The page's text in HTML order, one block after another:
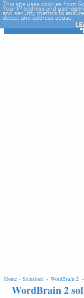
-->
Home - Soluzioni - WordBrain 2 -
WordBrain 2
This site uses cookies from
Your IP address and user-
and security metrics to
detect and address abuse.